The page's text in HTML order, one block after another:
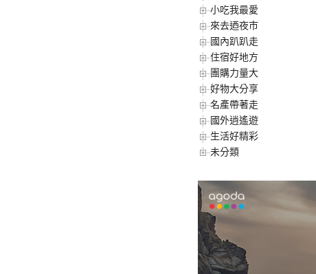
小吃我最愛
來去迺夜市
國內趴趴走
住宿好地方
團購力量大
好物大分享
名產帶著走
國外逍遙遊
生活好精彩
未分類